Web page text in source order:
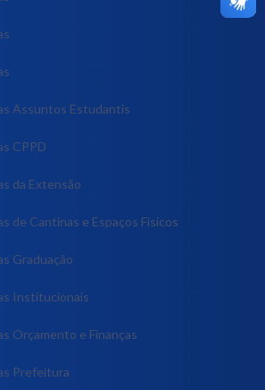
Assuntos Estudantis
CPPD
da Extensão
de Cantinas e Espaços Físicos
Graduação
Institucionais
Orçamento e Finanças
Prefeitura